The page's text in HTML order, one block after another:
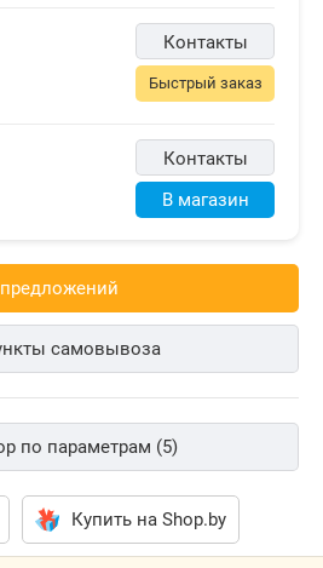
Контакты
Быстрый заказ
Контакты
В магазин
самовывоза
по параметрам (5)
Купить на Shop.by